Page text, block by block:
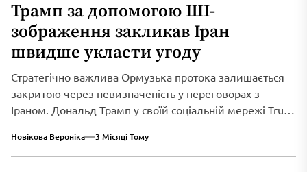
Трамп за допомогою ШІ-
зображення закликав Іран
швидше укласти угоду
Стратегічно важлива Ормузька протока залишається
закритою через невизначеність у переговорах з
Іраном. Дональд Трамп у своїй соціальній мережі Truth
Новікова Вероніка 3 Місяці Тому